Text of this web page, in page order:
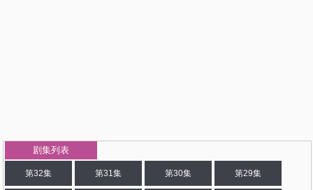
剧集列表
第32集 第31集 第30集 第29集